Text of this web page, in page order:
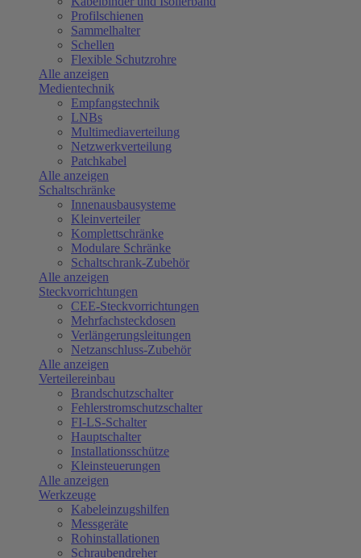
Profilschienen
Sammelhalter
Schellen
Flexible Schutzrohre
Alle anzeigen
Medientechnik
Empfangstechnik
LNBs
Multimediaverteilung
Netzwerkverteilung
Patchkabel
Alle anzeigen
Schaltschränke
Innenausbausysteme
Kleinverteiler
Komplettschränke
Modulare Schränke
Schaltschrank-Zubehör
Alle anzeigen
Steckvorrichtungen
CEE-Steckvorrichtungen
Mehrfachsteckdosen
Verlängerungsleitungen
Netzanschluss-Zubehör
Alle anzeigen
Verteilereinbau
Brandschutzschalter
Fehlerstromschutzschalter
FI-LS-Schalter
Hauptschalter
Installationsschütze
Kleinsteuerungen
Alle anzeigen
Werkzeuge
Kabeleinzugshilfen
Messgeräte
Rohinstallationen
Schraubendreher